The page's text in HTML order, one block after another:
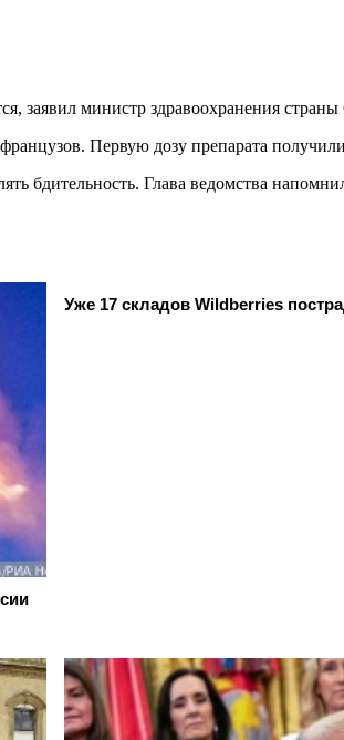
заявил министр здравоохранения
Первую дозу препарата
бдительность. Глава ведомства
Уже 17 складов Wildberries